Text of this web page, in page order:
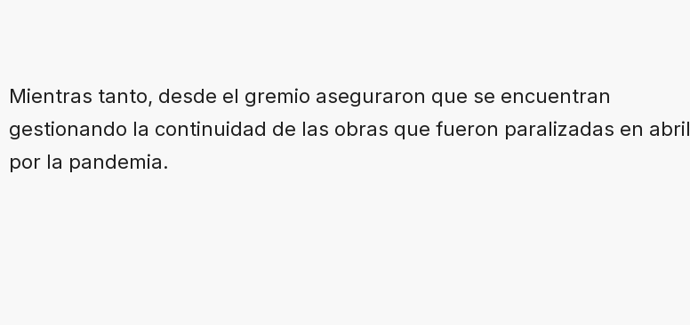
Mientras tanto, desde el gremio aseguraron que se encuentran
gestionando la continuidad de las obras que fueron paralizadas en abril
por la pandemia.